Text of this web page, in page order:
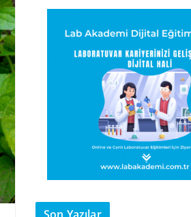
Son Yazılar